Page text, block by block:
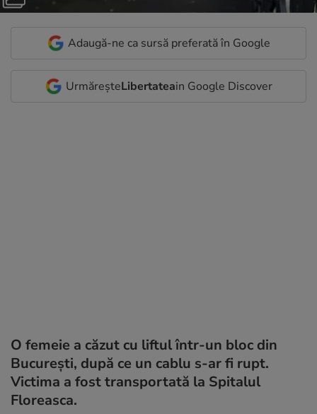
Adaugă-ne ca sursă preferată în Google
UrmăreșteLibertateain Google Discover
O femeie a căzut cu liftul într-un bloc din
București, după ce un cablu s-ar fi rupt.
Victima a fost transportată la Spitalul
Floreasca.